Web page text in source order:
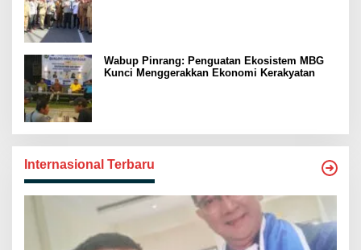
Wabup Pinrang: Penguatan Ekosistem MBG
Kunci Menggerakkan Ekonomi Kerakyatan
Internasional Terbaru